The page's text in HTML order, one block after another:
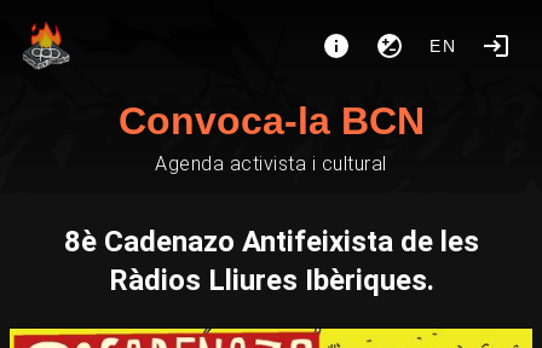
EN
Convoca-la BCN
Agenda activista i cultural
8è Cadenazo Antifeixista de les
Ràdios Lliures Ibèriques.